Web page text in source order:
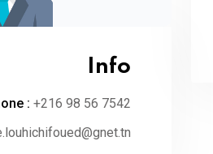
Info
: +216 98 56 7542